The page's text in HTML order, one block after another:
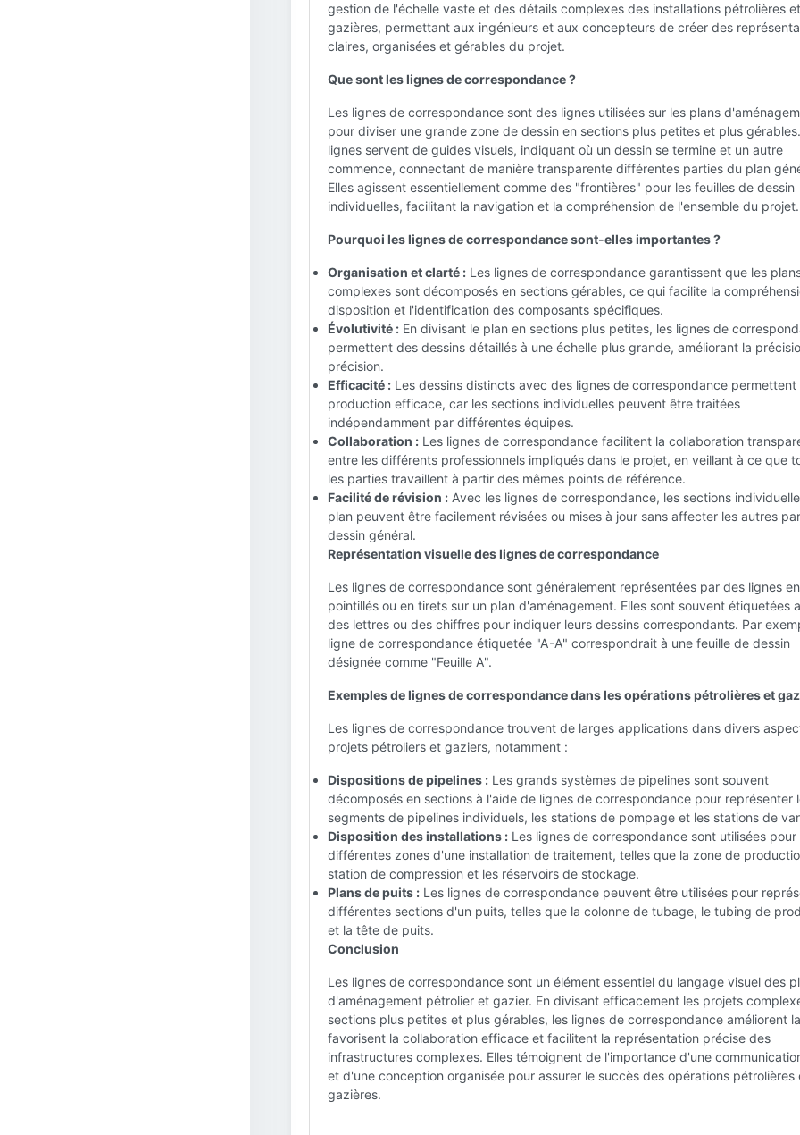
gestion de l'échelle vaste et des détails complexes des installations pétrolières et
gazières, permettant aux ingénieurs et aux concepteurs de créer des
claires, organisées et gérables du projet.
Que sont les lignes de correspondance ?
Les lignes de correspondance sont des lignes utilisées sur les plans
pour diviser une grande zone de dessin en sections plus petites et plus
lignes servent de guides visuels, indiquant où un dessin se termine et un autre
commence, connectant de manière transparente différentes parties du plan
Elles agissent essentiellement comme des "frontières" pour les feuilles de dessin
individuelles, facilitant la navigation et la compréhension de l'ensemble du projet.
Pourquoi les lignes de correspondance sont-elles importantes ?
Organisation et clarté : Les lignes de correspondance garantissent que les
complexes sont décomposés en sections gérables, ce qui facilite la
disposition et l'identification des composants spécifiques.
Évolutivité : En divisant le plan en sections plus petites, les lignes de
permettent des dessins détaillés à une échelle plus grande, améliorant la
précision.
Efficacité : Les dessins distincts avec des lignes de correspondance permettent
production efficace, car les sections individuelles peuvent être traitées
indépendamment par différentes équipes.
Collaboration : Les lignes de correspondance facilitent la collaboration
entre les différents professionnels impliqués dans le projet, en veillant à ce que
les parties travaillent à partir des mêmes points de référence.
Facilité de révision : Avec les lignes de correspondance, les sections
plan peuvent être facilement révisées ou mises à jour sans affecter les autres
dessin général.
Représentation visuelle des lignes de correspondance
Les lignes de correspondance sont généralement représentées par des lignes en
pointillés ou en tirets sur un plan d'aménagement. Elles sont souvent étiquetées
des lettres ou des chiffres pour indiquer leurs dessins correspondants. Par
ligne de correspondance étiquetée "A-A" correspondrait à une feuille de dessin
désignée comme "Feuille A".
Exemples de lignes de correspondance dans les opérations pétrolières et
Les lignes de correspondance trouvent de larges applications dans divers
projets pétroliers et gaziers, notamment :
Dispositions de pipelines : Les grands systèmes de pipelines sont souvent
décomposés en sections à l'aide de lignes de correspondance pour représenter
segments de pipelines individuels, les stations de pompage et les stations de
Disposition des installations : Les lignes de correspondance sont utilisées pour
différentes zones d'une installation de traitement, telles que la zone de
station de compression et les réservoirs de stockage.
Plans de puits : Les lignes de correspondance peuvent être utilisées pour
différentes sections d'un puits, telles que la colonne de tubage, le tubing de
et la tête de puits.
Conclusion
Les lignes de correspondance sont un élément essentiel du langage visuel des
d'aménagement pétrolier et gazier. En divisant efficacement les projets
sections plus petites et plus gérables, les lignes de correspondance améliorent
favorisent la collaboration efficace et facilitent la représentation précise des
infrastructures complexes. Elles témoignent de l'importance d'une
et d'une conception organisée pour assurer le succès des opérations pétrolières
gazières.